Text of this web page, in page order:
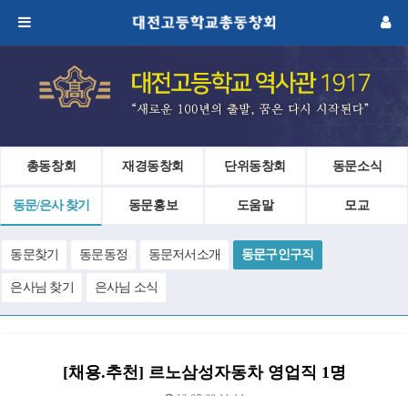
총동창회 재경동창회 단위동창회 동문소식
동문/은사 찾기 동문홍보 도움말 모교
동문찾기 동문동정 동문저서소개 동문구인구직
은사님 찾기 은사님 소식
[채용.추천] 르노삼성자동차 영업직 1명